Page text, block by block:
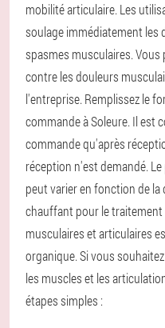
mobilité articulaire. Les
soulage immédiatement les
spasmes musculaires.
contre les douleurs
l'entreprise. Remplissez le
commande à Soleure. Il est
commande qu'après
réception n'est demandé.
peut varier en fonction de la
chauffant pour le
musculaires et articulaires
organique. Si vous
les muscles et les
étapes simples :